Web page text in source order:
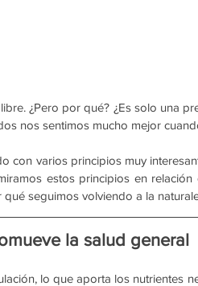
¿Pero por qué? ¿Es solo una
nos sentimos mucho mejor
con varios principios muy
estos principios en relación
seguimos volviendo a la
la salud general
lo que aporta los nutrientes